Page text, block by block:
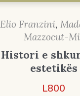
Elio Franzini,
Mazzocut-
Histori e
estetikës
L800